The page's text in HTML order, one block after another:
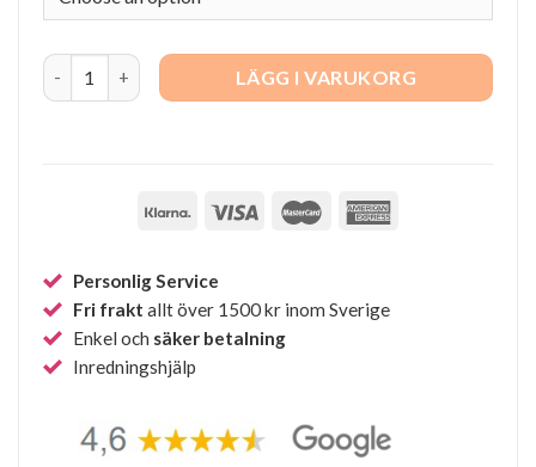
Puncto 4203 quantity LÄGG I VARUKORG
Personlig Service
Fri frakt allt över 1500 kr inom Sverige
Enkel och säker betalning
Inredningshjälp